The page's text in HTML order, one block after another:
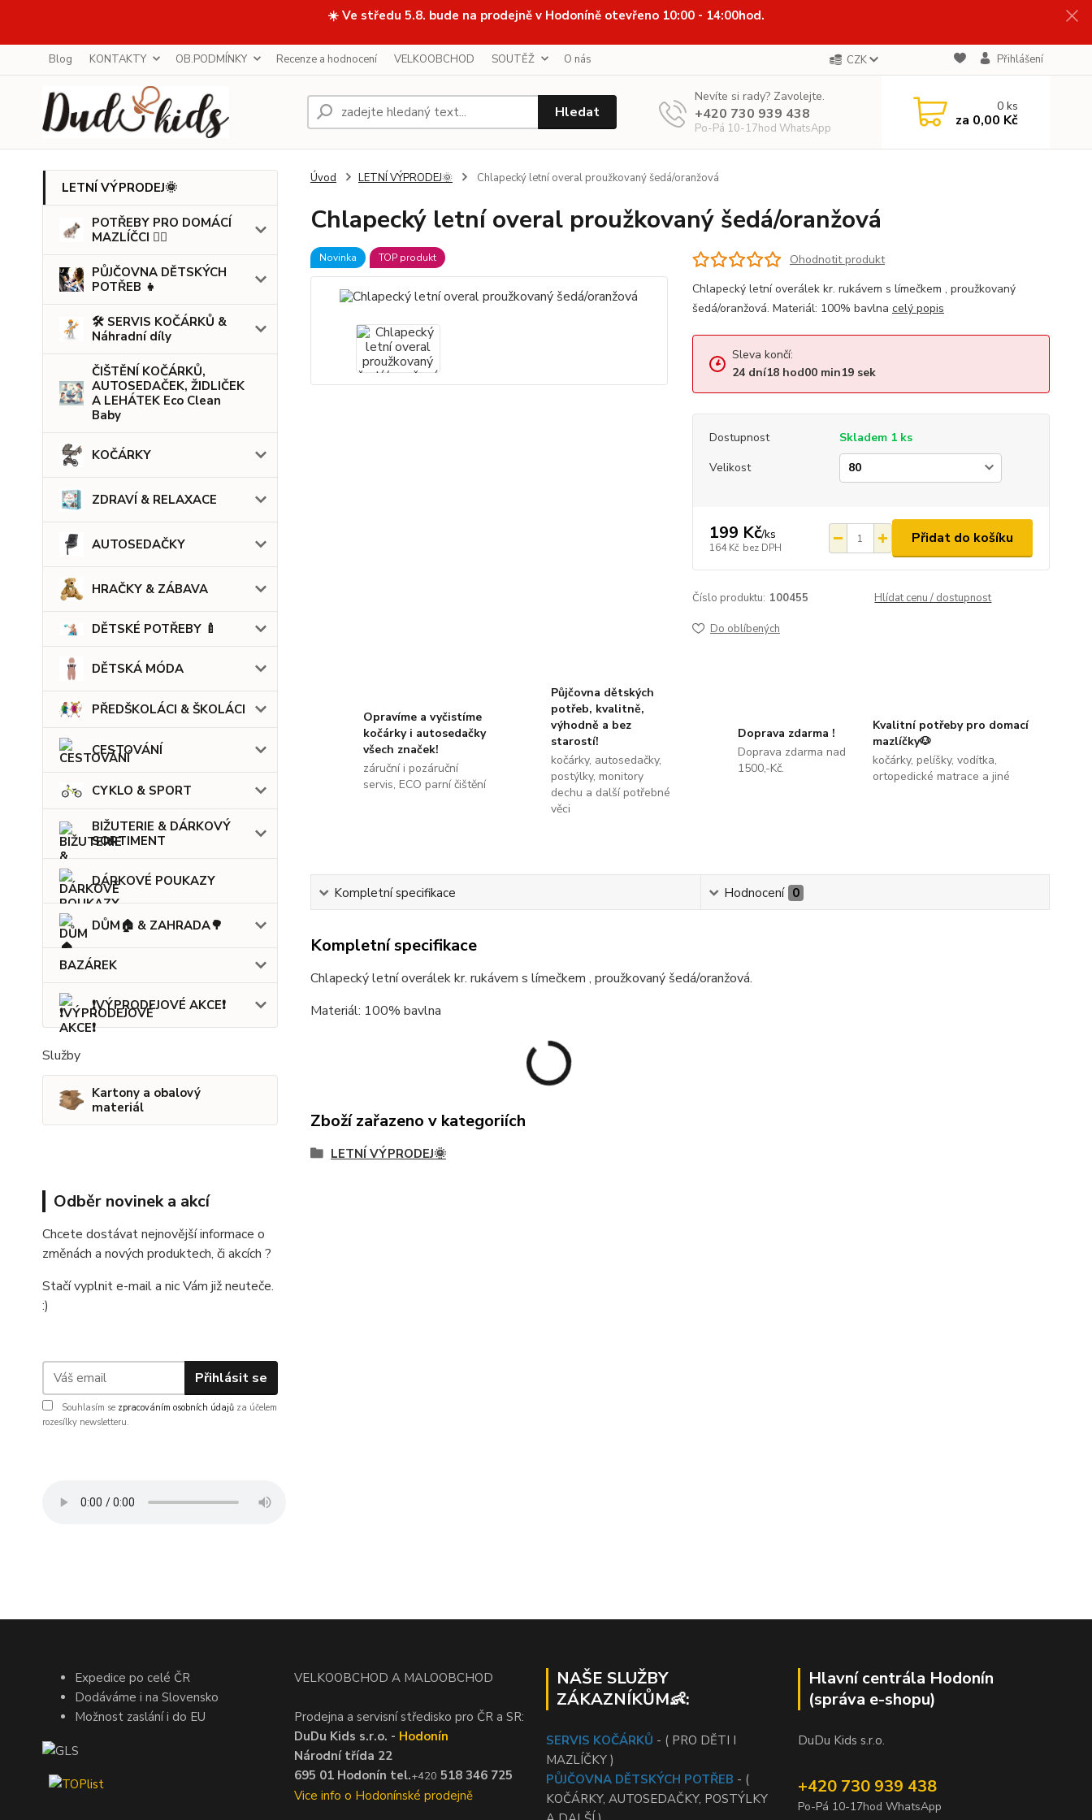
☀️ Ve středu 5.8. bude na prodejně v Hodoníně otevřeno 10:00 - 14:00hod.
Blog KONTAKTY OB.PODMÍNKY Recenze a hodnocení VELKOOBCHOD SOUTĚŽ O nás CZK Přihlášení
Hledat
Nevíte si rady? Zavolejte.
+420 730 939 438
Po-Pá 10-17hod WhatsApp
0ks
za 0,00 Kč
LETNÍ VÝPRODEJ🌞
POTŘEBY PRO DOMÁCÍ
MAZLÍČCI 🐕‍🦺
PŮJČOVNA DĚTSKÝCH
POTŘEB 👧
🛠️ SERVIS KOČÁRKŮ &
Náhradní díly
ČIŠTĚNÍ KOČÁRKŮ,
AUTOSEDAČEK, ŽIDLIČEK
A LEHÁTEK Eco Clean
Baby
KOČÁRKY
ZDRAVÍ & RELAXACE
AUTOSEDAČKY
HRAČKY & ZÁBAVA
DĚTSKÉ POTŘEBY 🍼
DĚTSKÁ MÓDA
PŘEDŠKOLÁCI & ŠKOLÁCI
CESTOVÁNÍ
CYKLO & SPORT
BIŽUTERIE & DÁRKOVÝ
SORTIMENT
DÁRKOVÉ POUKAZY
DŮM🏠 & ZAHRADA🌳
BAZÁREK
❗VÝPRODEJOVÉ AKCE❗
Služby
Kartony a obalový
materiál
Odběr novinek a akcí
Chcete dostávat nejnovější informace o
změnách a nových produktech, či akcích ?
Stačí vyplnit e-mail a nic Vám již neuteče.
:)
Přihlásit se
Souhlasím se zpracováním osobních údajů za účelem
rozesílky newsletteru.
Úvod LETNÍ VÝPRODEJ🌞 Chlapecký letní overal proužkovaný šedá/oranžová
Chlapecký letní overal proužkovaný šedá/oranžová
Novinka TOP produkt
Ohodnotit produkt
Chlapecký letní overálek kr. rukávem s límečkem , proužkovaný
šedá/oranžová. Materiál: 100% bavlna celý popis
Sleva končí:
24 dní18hod00min18sek
Dostupnost
Skladem 1 ks
Velikost
199 Kč/ks
164 Kč bez DPH
Přidat do košíku
Číslo produktu: 100455 Hlídat cenu / dostupnost
Do oblíbených
Opravíme a vyčistíme
kočárky i autosedačky
všech značek!
záruční i pozáruční
servis, ECO parní čištění
Půjčovna dětských
potřeb, kvalitně,
výhodně a bez
starostí!
kočárky, autosedačky,
postýlky, monitory
dechu a další potřebné
věci
Doprava zdarma !
Doprava zdarma nad
1500,-Kč.
Kvalitní potřeby pro domací
mazlíčky🐶
kočárky, pelíšky, vodítka,
ortopedické matrace a jiné
Kompletní specifikace Hodnocení 0
Kompletní specifikace
Chlapecký letní overálek kr. rukávem s límečkem , proužkovaný šedá/oranžová.
Materiál: 100% bavlna
Zboží zařazeno v kategoriích
LETNÍ VÝPRODEJ🌞
Expedice po celé ČR
Dodáváme i na Slovensko
Možnost zaslání i do EU
VELKOOBCHOD A MALOOBCHOD
Prodejna a servisní středisko pro ČR a SR:
DuDu Kids s.r.o. - Hodonín
Národní třída 22
695 01 Hodonín tel.+420 518 346 725
Vice info o Hodonínské prodejně
NAŠE SLUŽBY
ZÁKAZNÍKŮM👶:
SERVIS KOČÁRKŮ - ( PRO DĚTI I
MAZLÍČKY )
PŮJČOVNA DĚTSKÝCH POTŘEB - (
KOČÁRKY, AUTOSEDAČKY, POSTÝLKY
Hlavní centrála Hodonín
(správa e-shopu)
DuDu Kids s.r.o.
+420 730 939 438
Po-Pá 10-17hod WhatsApp